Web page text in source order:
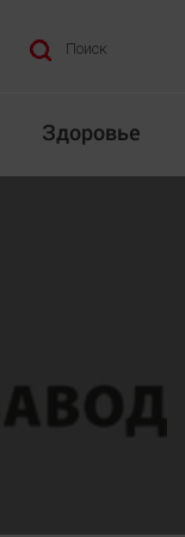
Поиск
Здоровье